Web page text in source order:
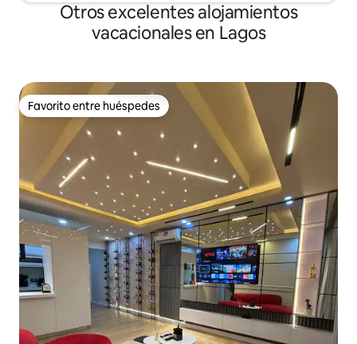
Otros excelentes alojamientos
vacacionales en Lagos
Favorito entre huéspedes
Favorito entre huéspedes